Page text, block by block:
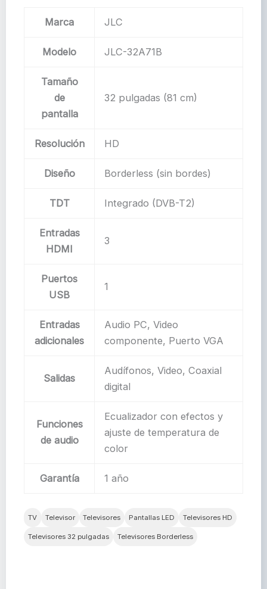
Marca JLC
Modelo JLC-32A71B
Tamaño
de
pantalla
32 pulgadas (81 cm)
Resolución HD
Diseño Borderless (sin bordes)
TDT Integrado (DVB-T2)
Entradas
HDMI
3
Puertos
USB
1
Entradas
adicionales
Audio PC, Video
componente, Puerto VGA
Salidas
Audífonos, Video, Coaxial
digital
Funciones
de audio
Ecualizador con efectos y
ajuste de temperatura de
color
Garantía 1 año
TV Televisor Televisores Pantallas LED Televisores HD
Televisores 32 pulgadas Televisores Borderless